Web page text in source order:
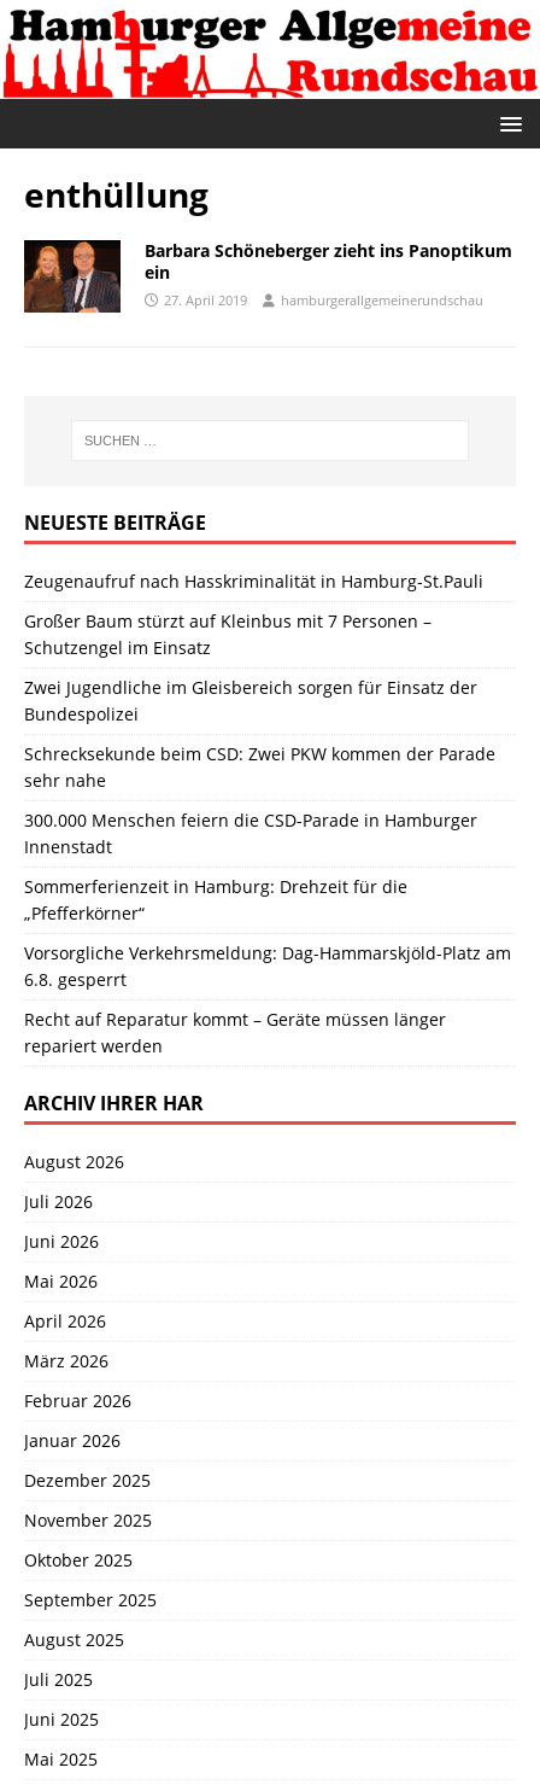
enthüllung
Barbara Schöneberger zieht ins Panoptikum
ein
27. April 2019 hamburgerallgemeinerundschau
NEUESTE BEITRÄGE
Zeugenaufruf nach Hasskriminalität in Hamburg-St.Pauli
Großer Baum stürzt auf Kleinbus mit 7 Personen –
Schutzengel im Einsatz
Zwei Jugendliche im Gleisbereich sorgen für Einsatz der
Bundespolizei
Schrecksekunde beim CSD: Zwei PKW kommen der Parade
sehr nahe
300.000 Menschen feiern die CSD-Parade in Hamburger
Innenstadt
Sommerferienzeit in Hamburg: Drehzeit für die
„Pfefferkörner“
Vorsorgliche Verkehrsmeldung: Dag-Hammarskjöld-Platz am
6.8. gesperrt
Recht auf Reparatur kommt – Geräte müssen länger
repariert werden
ARCHIV IHRER HAR
August 2026
Juli 2026
Juni 2026
Mai 2026
April 2026
März 2026
Februar 2026
Januar 2026
Dezember 2025
November 2025
Oktober 2025
September 2025
August 2025
Juli 2025
Juni 2025
Mai 2025